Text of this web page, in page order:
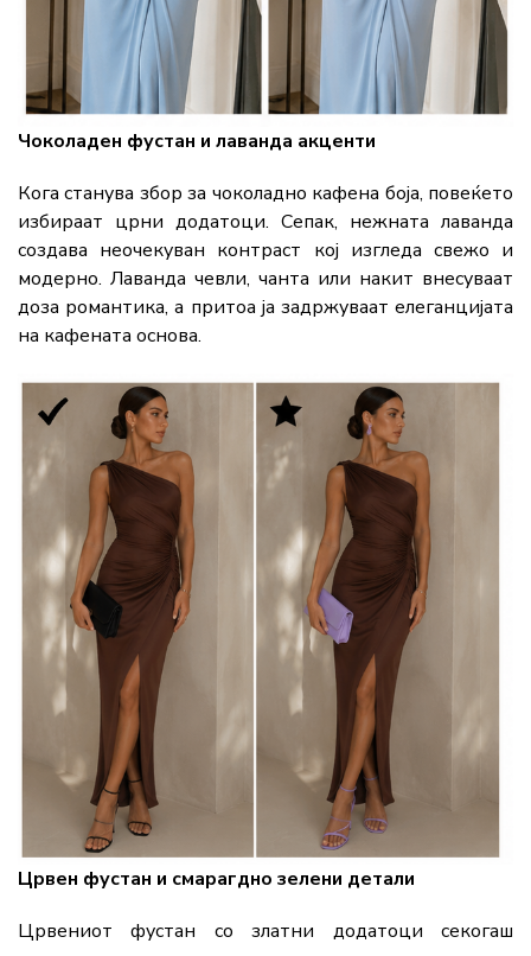
Чоколаден фустан и лаванда акценти
Кога станува збор за чоколадно кафена боја, повеќето
избираат црни додатоци. Сепак, нежната лаванда
создава неочекуван контраст кој изгледа свежо и
модерно. Лаванда чевли, чанта или накит внесуваат
доза романтика, а притоа ја задржуваат елеганцијата
на кафената основа.
Црвен фустан и смарагдно зелени детали
Црвениот фустан со златни додатоци секогаш